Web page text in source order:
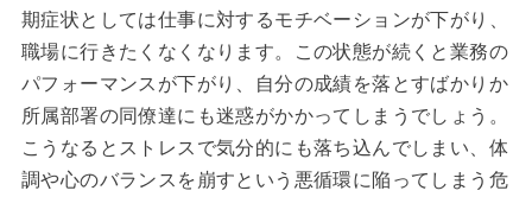
期症状としては仕事に対するモチベーションが下がり、
職場に行きたくなくなります。この状態が続くと業務の
パフォーマンスが下がり、自分の成績を落とすばかりか
所属部署の同僚達にも迷惑がかかってしまうでしょう。
こうなるとストレスで気分的にも落ち込んでしまい、体
調や心のバランスを崩すという悪循環に陥ってしまう危